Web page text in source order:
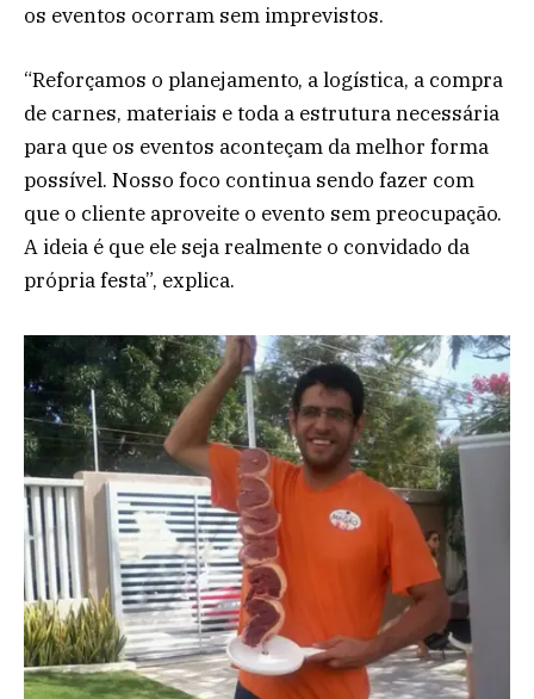
os eventos ocorram sem imprevistos.
“Reforçamos o planejamento, a logística, a compra
de carnes, materiais e toda a estrutura necessária
para que os eventos aconteçam da melhor forma
possível. Nosso foco continua sendo fazer com
que o cliente aproveite o evento sem preocupação.
A ideia é que ele seja realmente o convidado da
própria festa”, explica.